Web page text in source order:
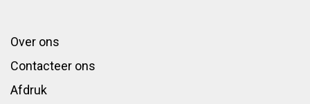
Over ons
Contacteer ons
Afdruk